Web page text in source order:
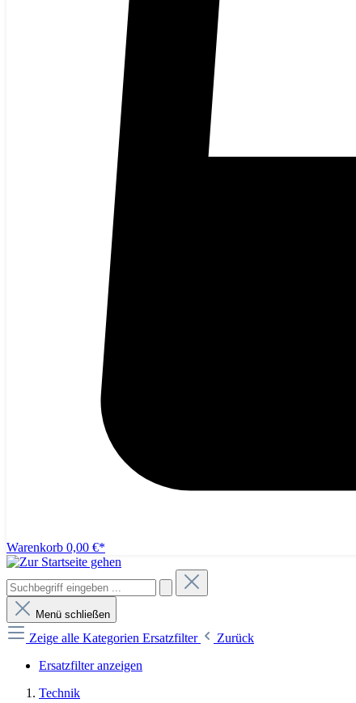
Warenkorb 0,00 €*
Menü schließen
Zeige alle Kategorien Ersatzfilter
Zurück
Ersatzfilter anzeigen
Technik